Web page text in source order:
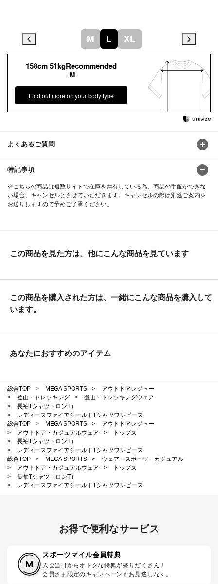
よくあるご質問
特記事項
※こちらの商品は複数サイトで在庫を共有している為、商品の手配ができな
い場合、キャンセルとさせていただきます。キャンセルの際は別途ご案内を
お送りしますので予めご了承ください。
158cm 51kgRecommended
M
Find out more on your body type
M L XL
この商品を見た方は、他にこんな商品を見ています
この商品を購入された方は、一緒にこんな商品を購入して
います。
あなたにおすすめのアイテム
総合TOP > MEGA SPORTS >
アウトドアレジャー
>
登山・トレッキング >
登山・トレッキングウェア
>
長袖Tシャツ（ロンT）
>
レディースファイアシールドTシャツワンピース
総合TOP
> MEGA SPORTS >
アウトドアレジャー
>
アウトドア・カジュアルウェア >
トップス
>
長袖Tシャツ（ロンT）
>
レディースファイアシールドTシャツワンピース
総合TOP
> MEGA SPORTS >
ウェア・スポーツ・カジュアル
>
アウトドア・カジュアルウェア >
トップス
>
長袖Tシャツ（ロンT）
>
レディースファイアシールドTシャツワンピース
お得で便利なサービス
スポーツマイル会員特典
入会当日からオトクな特典が盛りだくさん！
会員さま限定のキャンペーンもお見逃しなく。